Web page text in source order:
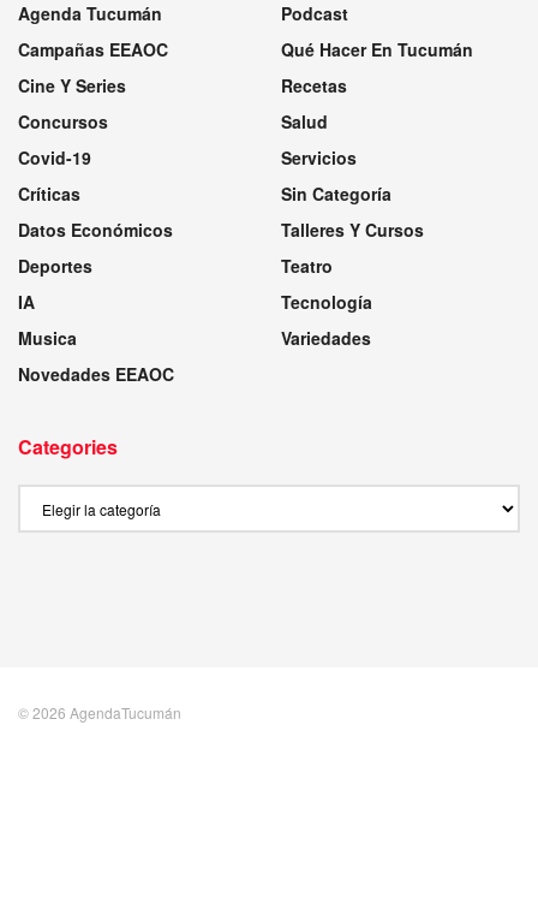
Agenda Tucumán
Campañas EEAOC
Cine Y Series
Concursos
Covid-19
Críticas
Datos Económicos
Deportes
IA
Musica
Novedades EEAOC
Podcast
Qué Hacer En Tucumán
Recetas
Salud
Servicios
Sin Categoría
Talleres Y Cursos
Teatro
Tecnología
Variedades
Categories
© 2026 AgendaTucumán